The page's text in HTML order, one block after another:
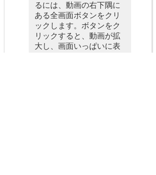
るには、動画の右下隅に
ある全画面ボタンをクリ
ックします。ボタンをク
リックすると、動画が拡
大し、画面いっぱいに表